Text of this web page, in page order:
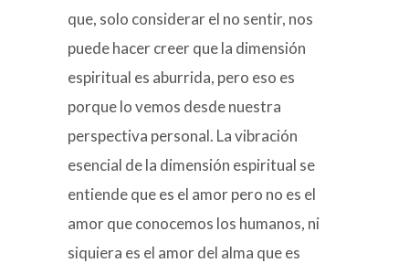
que, solo considerar el no sentir, nos
puede hacer creer que la dimensión
espiritual es aburrida, pero eso es
porque lo vemos desde nuestra
perspectiva personal. La vibración
esencial de la dimensión espiritual se
entiende que es el amor pero no es el
amor que conocemos los humanos, ni
siquiera es el amor del alma que es